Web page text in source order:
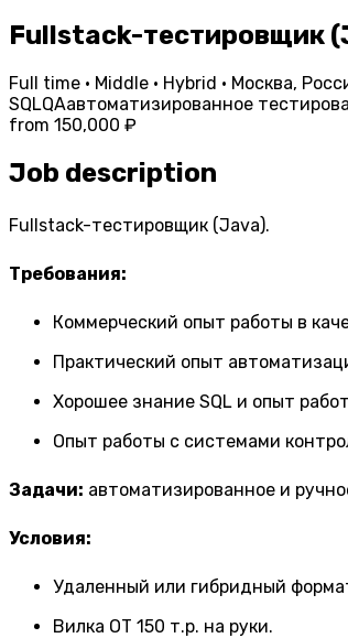
Fullstack-тестировщик
Full time · Middle · Hybrid · Москва,
SQLQAавтоматизированное
from 150,000 ₽
Job description
Fullstack-тестировщик (Java).
Требования:
Коммерческий опыт работы в
Практический опыт
Хорошее знание SQL и опыт
Опыт работы с системами
Задачи: автоматизированное и
Условия:
Удаленный или гибридный
Вилка ОТ 150 т.р. на руки.